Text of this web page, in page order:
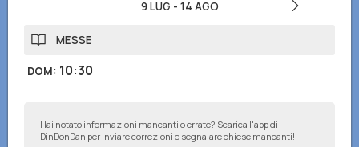
9 LUG - 14 AGO
MESSE
DOM: 10:30
Hai notato informazioni mancanti o errate? Scarica l'app di
DinDonDan per inviare correzioni e segnalare chiese mancanti!